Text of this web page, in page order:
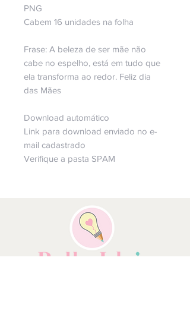
PNG
Cabem 16 unidades na folha
Frase: A beleza de ser mãe não
cabe no espelho, está em tudo que
ela transforma ao redor. Feliz dia
das Mães
Download automático
Link para download enviado no e-
mail cadastrado
Verifique a pasta SPAM